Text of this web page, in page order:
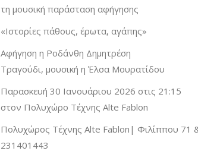
τη μουσική παράσταση αφήγησης
«Ιστορίες πάθους, έρωτα, αγάπης»
Αφήγηση η Ροδάνθη Δημητρέση
Τραγούδι, μουσική η Έλσα Μουρατίδου
Παρασκευή 30 Ιανουάριου 2026 στις 21:15
στον Πολυχώρο Τέχνης Alte Fablon
Πολυχώρος Τέχνης Alte Fablon| Φιλίππου 71
231401443